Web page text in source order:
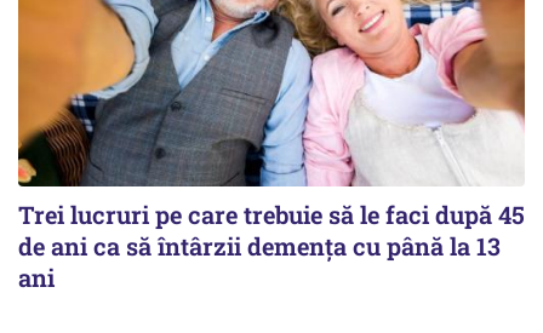
Trei lucruri pe care trebuie să le faci după 45
de ani ca să întârzii demența cu până la 13
ani